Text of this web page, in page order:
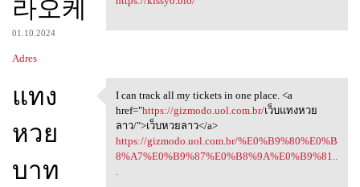
라오케
01.10.2024
Adres
แทง
หวย
บาท
I can track all my tickets in
I can track all my tickets in one place. <a
href="https://gizmodo.uol.com.br/เว็บแทงหวย
ลาว/">เว็บหวยลาว</a>
https://gizmodo.uol.com.br/%E0%B9%80%E0%B
8%A7%E0%B9%87%E0%B8%9A%E0%B9%81..
.